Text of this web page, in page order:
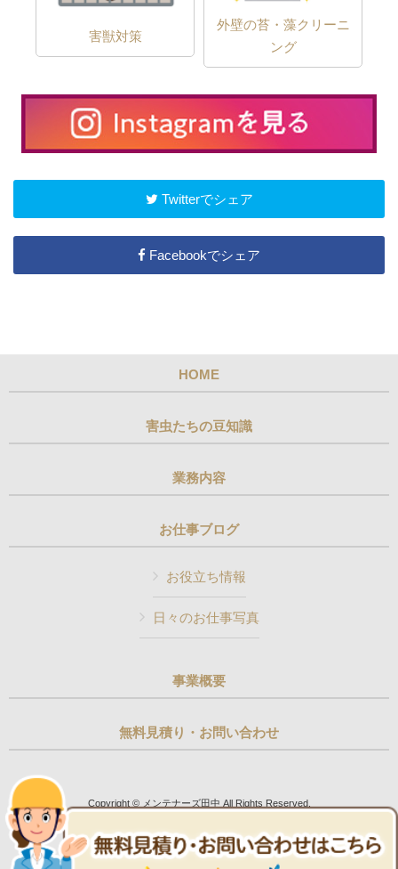
害獣対策
外壁の苔・藻クリーニ
ング
Twitterでシェア
Facebookでシェア
HOME
害虫たちの豆知識
業務内容
お仕事ブログ
お役立ち情報
日々のお仕事写真
事業概要
無料見積り・お問い合わせ
Copyright © メンテナーズ田中 All Rights Reserved.